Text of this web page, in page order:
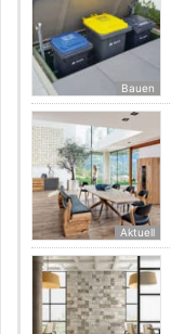
Bauen
Aktuell